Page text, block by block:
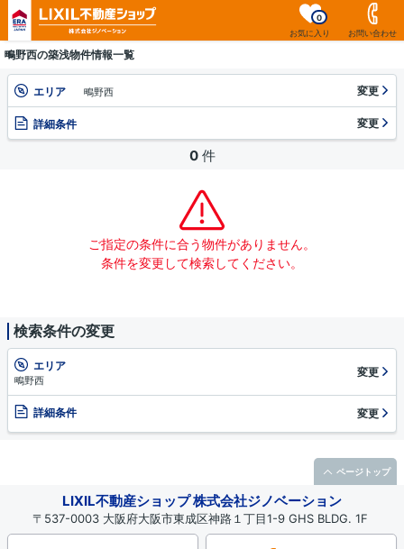
お気に入り
0
お問い合わせ
鴫野西の築浅物件情報一覧
エリア 鴫野西 変更
詳細条件 変更
0 件
ご指定の条件に合う物件がありません。
条件を変更して検索してください。
検索条件の変更
エリア
鴫野西
変更
詳細条件 変更
LIXIL不動産ショップ 株式会社ジノベーション
〒537-0003 大阪府大阪市東成区神路１丁目1-9 GHS BLDG. 1F
ページトップ